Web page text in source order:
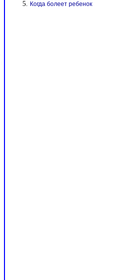
Когда болеет ребенок